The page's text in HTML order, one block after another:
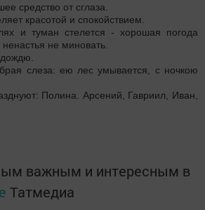
средство от сглаза.
красотой и спокойствием.
и туман стелется - хорошая погода
не миновать.
слеза: ею лес умывается, с ночкою
Полина. Арсений, Гавриил, Иван,
важным и интересным в
Татмедиа